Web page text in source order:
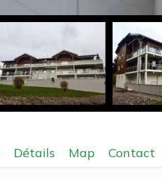
Détails Map Contact